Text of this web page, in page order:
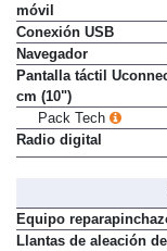
móvil
Conexión USB
Navegador
Pantalla táctil
cm (10")
Pack Tech
Radio digital
Equipo
Llantas de aleación